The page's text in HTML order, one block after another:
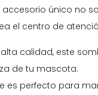
accesorio único no
el centro de
calidad, este
de tu mascota.
es perfecto para